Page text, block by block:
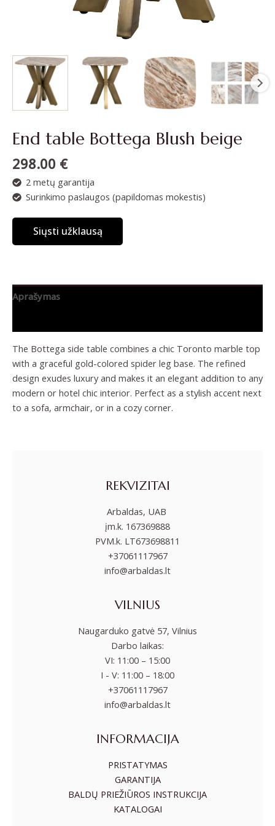
End table Bottega Blush beige
298.00 €
2 metų garantija
Surinkimo paslaugos (papildomas mokestis)
Siųsti užklausą
Aprašymas
The Bottega side table combines a chic Toronto marble top
with a graceful gold-colored spider leg base. The refined
design exudes luxury and makes it an elegant addition to any
modern or hotel chic interior. Perfect as a stylish accent next
to a sofa, armchair, or in a cozy corner.
REKVIZITAI
Arbaldas, UAB
įm.k. 167369888
PVM.k. LT673698811
+37061117967
info@arbaldas.lt
VILNIUS
Naugarduko gatvė 57, Vilnius
Darbo laikas:
VI: 11:00 – 15:00
I - V: 11:00 – 18:00
+37061117967
info@arbaldas.lt
INFORMACIJA
PRISTATYMAS
GARANTIJA
BALDŲ PRIEŽIŪROS INSTRUKCIJA
KATALOGAI